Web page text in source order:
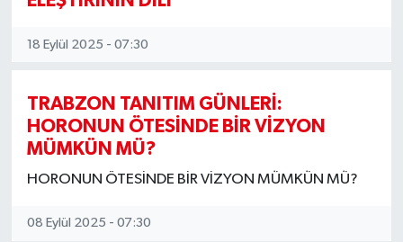
18 Eylül 2025 - 07:30
TRABZON TANITIM GÜNLERİ:
HORONUN ÖTESİNDE BİR VİZYON
MÜMKÜN MÜ?
HORONUN ÖTESİNDE BİR VİZYON MÜMKÜN MÜ?
08 Eylül 2025 - 07:30